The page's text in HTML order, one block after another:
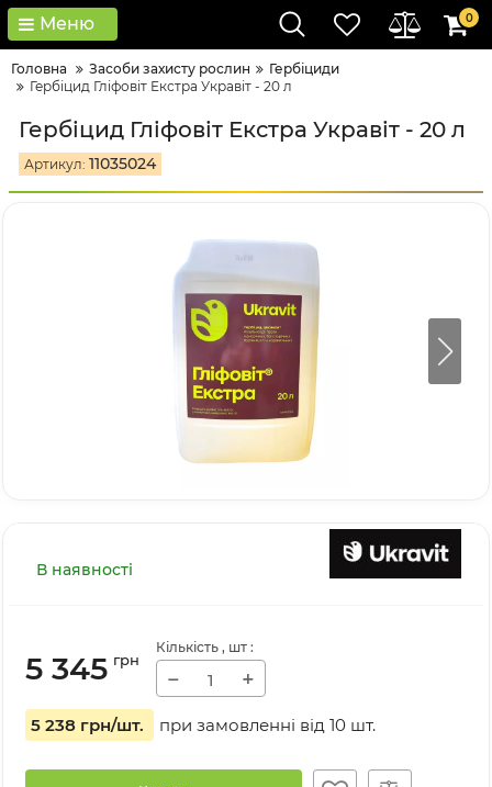
Меню 0
Головна Засоби захисту рослин
Гербіциди
Гербіцид Гліфовіт Екстра Укравіт - 20 л
Гербіцид Гліфовіт Екстра Укравіт - 20 л
Артикул: 11035024
В наявності
5 345 грн
Кількість , шт :
− +
5 238 грн/шт. при замовленні від 10 шт.